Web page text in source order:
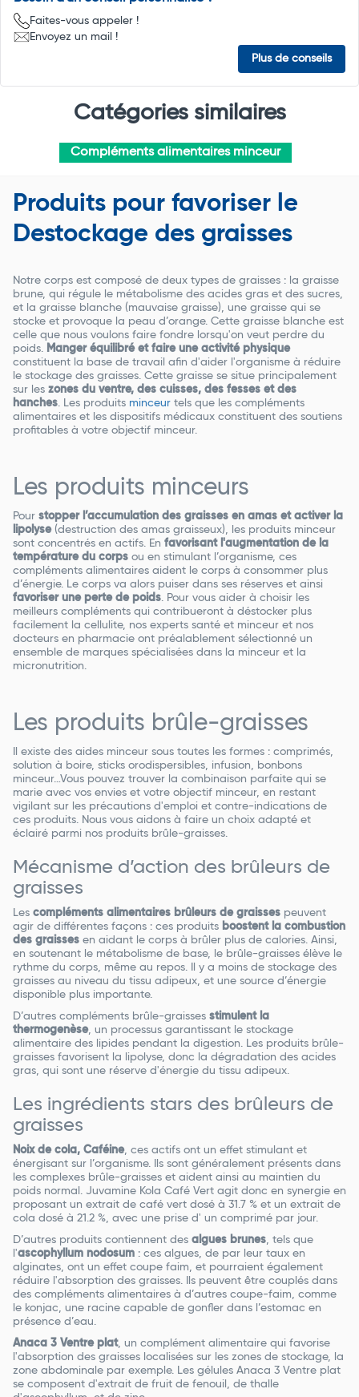
Faites-vous appeler !
Envoyez un mail !
Plus de conseils
Catégories similaires
Compléments alimentaires minceur
Produits pour favoriser le
Destockage des graisses
Notre corps est composé de deux types de graisses : la graisse
brune, qui régule le métabolisme des acides gras et des sucres,
et la graisse blanche (mauvaise graisse), une graisse qui se
stocke et provoque la peau d’orange. Cette graisse blanche est
celle que nous voulons faire fondre lorsqu'on veut perdre du
poids. Manger équilibré et faire une activité physique
constituent la base de travail afin d'aider l'organisme à réduire
le stockage des graisses. Cette graisse se situe principalement
sur les zones du ventre, des cuisses, des fesses et des
hanches. Les produits minceur tels que les compléments
alimentaires et les dispositifs médicaux constituent des soutiens
profitables à votre objectif minceur.
Les produits minceurs
Pour stopper l’accumulation des graisses en amas et activer la
lipolyse(destruction des amas graisseux), les produits minceur
sont concentrés en actifs. En favorisant l'augmentation de la
température du corps ou en stimulant l’organisme, ces
compléments alimentaires aident le corps à consommer plus
d’énergie. Le corps va alors puiser dans ses réserves et ainsi
favoriser une perte de poids. Pour vous aider à choisir les
meilleurs compléments qui contribueront à déstocker plus
facilement la cellulite, nos experts santé et minceur et nos
docteurs en pharmacie ont préalablement sélectionné un
ensemble de marques spécialisées dans la minceur et la
micronutrition.
Les produits brûle-graisses
Il existe des aides minceur sous toutes les formes : comprimés,
solution à boire, sticks orodispersibles, infusion, bonbons
minceur…Vous pouvez trouver la combinaison parfaite qui se
marie avec vos envies et votre objectif minceur, en restant
vigilant sur les précautions d'emploi et contre-indications de
ces produits. Nous vous aidons à faire un choix adapté et
éclairé parmi nos produits brûle-graisses.
Mécanisme d’action des brûleurs de
graisses
Les compléments alimentaires brûleurs de graisses peuvent
agir de différentes façons : ces produits boostent la combustion
des graisses en aidant le corps à brûler plus de calories. Ainsi,
en soutenant le métabolisme de base, le brûle-graisses élève le
rythme du corps, même au repos. Il y a moins de stockage des
graisses au niveau du tissu adipeux, et une source d’énergie
disponible plus importante.
D’autres compléments brûle-graisses stimulent la
thermogenèse, un processus garantissant le stockage
alimentaire des lipides pendant la digestion. Les produits brûle-
graisses favorisent la lipolyse, donc la dégradation des acides
gras, qui sont une réserve d'énergie du tissu adipeux.
Les ingrédients stars des brûleurs de
graisses
Noix de cola, Caféine, ces actifs ont un effet stimulant et
énergisant sur l’organisme. Ils sont généralement présents dans
les complexes brûle-graisses et aident ainsi au maintien du
poids normal. Juvamine Kola Café Vert agit donc en synergie en
proposant un extrait de café vert dosé à 31.7 % et un extrait de
cola dosé à 21.2 %, avec une prise d' un comprimé par jour.
D’autres produits contiennent des algues brunes, tels que
l'ascophyllum nodosum : ces algues, de par leur taux en
alginates, ont un effet coupe faim, et pourraient également
réduire l'absorption des graisses. Ils peuvent être couplés dans
des compléments alimentaires à d’autres coupe-faim, comme
le konjac, une racine capable de gonfler dans l’estomac en
présence d’eau.
Anaca 3 Ventre plat, un complément alimentaire qui favorise
l'absorption des graisses localisées sur les zones de stockage, la
zone abdominale par exemple. Les gélules Anaca 3 Ventre plat
se composent d'extrait de fruit de fenouil, de thalle